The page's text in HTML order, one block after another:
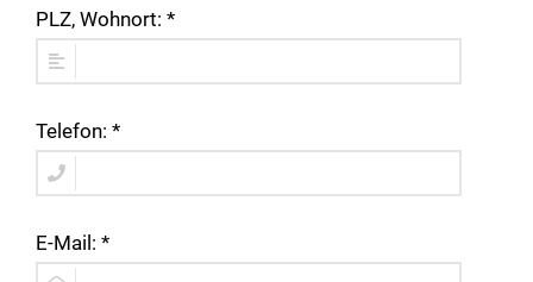
PLZ, Wohnort: *
Telefon: *
E-Mail: *